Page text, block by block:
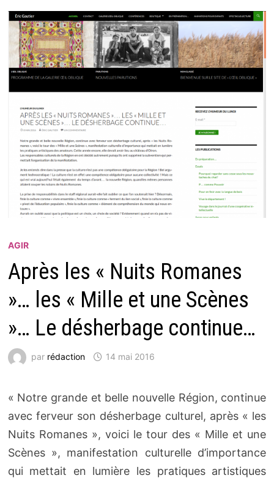
AGIR
Après les « Nuits Romanes
»… les « Mille et une Scènes
»… Le désherbage continue…
par rédaction 14 mai 2016
« Notre grande et belle nouvelle Région, continue
avec ferveur son désherbage culturel, après « les
Nuits Romanes », voici le tour des « Mille et une
Scènes », manifestation culturelle d’importance
qui mettait en lumière les pratiques artistiques